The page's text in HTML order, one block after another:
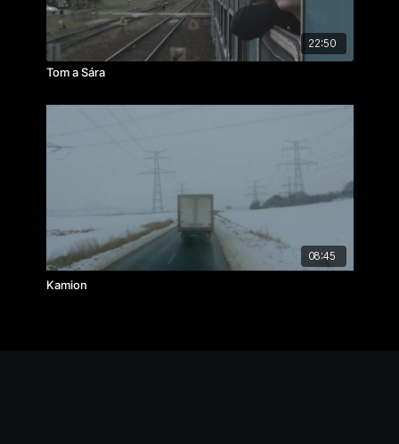
22:50
Tom a Sára
08:45
Kamion